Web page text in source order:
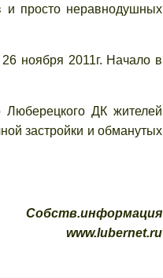
и просто неравнодушных
ноября 2011г. Начало в
ДК жителей
застройки и обманутых
Собств.информация
www.lubernet.ru